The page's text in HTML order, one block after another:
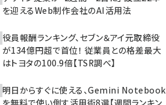
を迎えるWeb制作会社のAI活用法
役員報酬ランキング、セブン＆アイ元取締役
が134億円超で首位！ 従業員との格差最大
はトヨタの100.9倍【TSR調べ】
明日からすぐに使える、Gemini Notebook
を無料で使い倒す活用術8選【週間ランキン